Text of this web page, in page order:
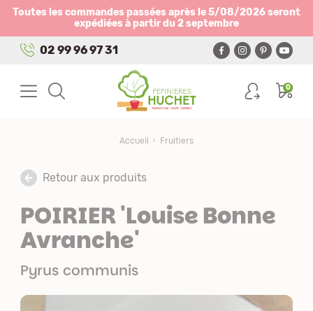
Toutes les commandes passées après le 5/08/2026 seront
expédiées à partir du 2 septembre
02 99 96 97 31
0
Accueil Fruitiers
Retour aux produits
POIRIER 'Louise Bonne
Avranche'
Pyrus communis
Panneau de gestion des cookies